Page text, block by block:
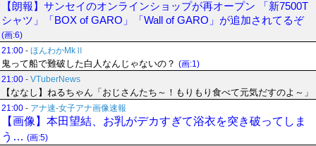
【朗報】サンセイのオンラインショップが再オープン 「新7500T
シャツ」「BOX of GARO」「Wall of GARO」が追加されてるぞ
(画:6)
21:00 - ほんわかMkⅡ
鬼って船で難破した白人なんじゃないの？ (画:1)
21:00 - VTuberNews
【ななし】ねるちゃん「おじさんたち～！もりもり食べて元気だすのよ～」
21:00 - アナ速‐女子アナ画像速報
【画像】本田望結、お乳がデカすぎて浴衣を突き破ってしま
う… (画:5)